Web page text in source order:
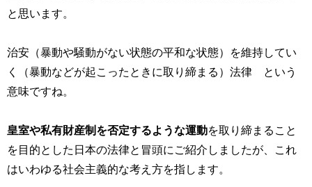
と思います。
治安（暴動や騒動がない状態の平和な状態）を維持してい
く（暴動などが起こったときに取り締まる）法律 という
意味ですね。
皇室や私有財産制を否定するような運動を取り締まること
を目的とした日本の法律と冒頭にご紹介しましたが、これ
はいわゆる社会主義的な考え方を指します。